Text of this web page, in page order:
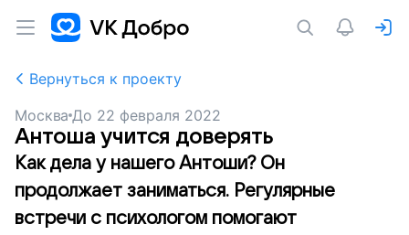
Вернуться к проекту
Москва До 22 февраля 2022
Антоша учится доверять
Как дела у нашего Антоши? Он
продолжает заниматься. Регулярные
встречи с психологом помогают